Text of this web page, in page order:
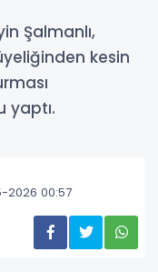
Şalmanlı,
kesin
yaptı.
2026 00:57